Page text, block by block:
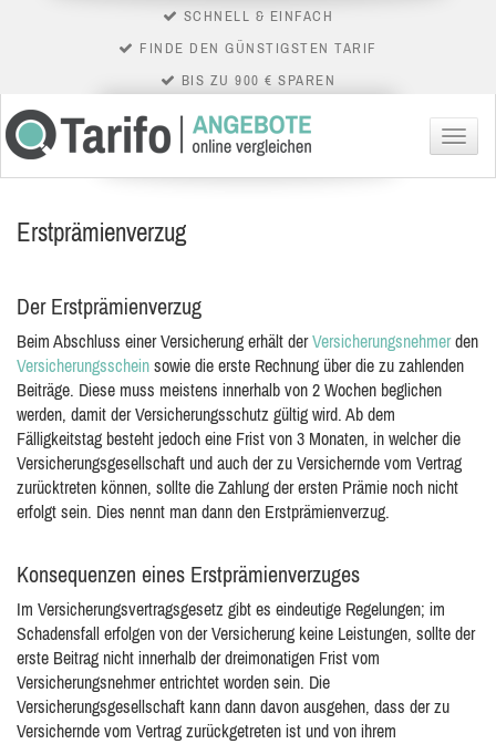
SCHNELL & EINFACH
FINDE DEN GÜNSTIGSTEN TARIF
BIS ZU 900 € SPAREN
Menü
Erstprämienverzug
Der Erstprämienverzug
Beim Abschluss einer Versicherung erhält derVersicherungsnehmerden
Versicherungsschein sowie die erste Rechnung über die zu zahlenden
Beiträge. Diese muss meistens innerhalb von 2 Wochen beglichen
werden, damit der Versicherungsschutz gültig wird. Ab dem
Fälligkeitstag besteht jedoch eine Frist von 3 Monaten, in welcher die
Versicherungsgesellschaft und auch der zu Versichernde vom Vertrag
zurücktreten können, sollte die Zahlung der ersten Prämie noch nicht
erfolgt sein. Dies nennt man dann den Erstprämienverzug.
Konsequenzen eines Erstprämienverzuges
Im Versicherungsvertragsgesetz gibt es eindeutige Regelungen; im
Schadensfall erfolgen von der Versicherung keine Leistungen, sollte der
erste Beitrag nicht innerhalb der dreimonatigen Frist vom
Versicherungsnehmer entrichtet worden sein. Die
Versicherungsgesellschaft kann dann davon ausgehen, dass der zu
Versichernde vom Vertrag zurückgetreten ist und von ihrem